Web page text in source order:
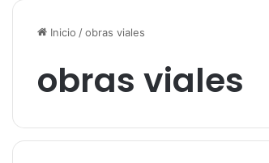
Inicio /obras viales
obras viales